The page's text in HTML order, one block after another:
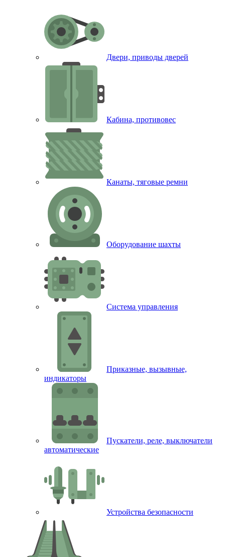
Двери, приводы дверей
Кабина, противовес
Канаты, тяговые ремни
Оборудование шахты
Система управления
Приказные, вызывные,
индикаторы
Пускатели, реле, выключатели
автоматические
Устройства безопасности